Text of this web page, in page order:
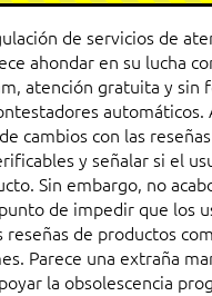
de servicios de
ahondar en su lucha
atención gratuita y sin
automáticos.
cambios con las
y señalar si el
Sin embargo, no
de impedir que los
de productos
Parece una extraña
la obsolescencia